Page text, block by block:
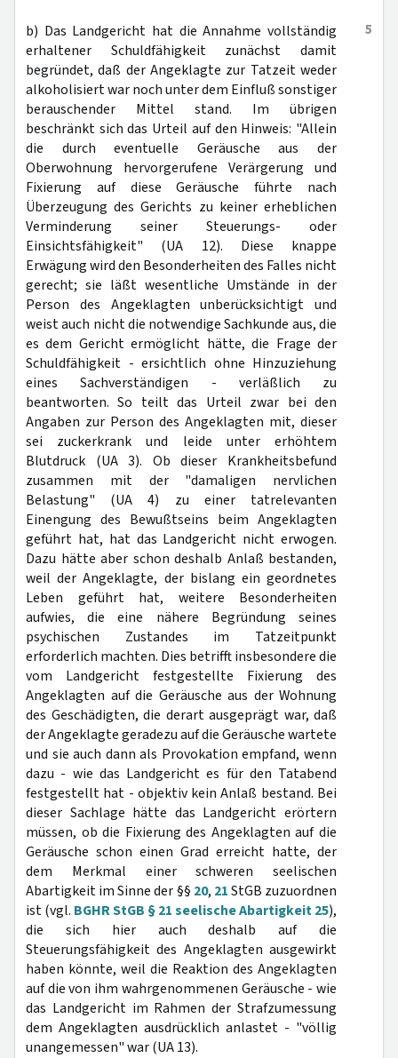
5
b) Das Landgericht hat die Annahme vollständig
erhaltener Schuldfähigkeit zunächst damit
begründet, daß der Angeklagte zur Tatzeit weder
alkoholisiert war noch unter dem Einfluß sonstiger
berauschender Mittel stand. Im übrigen
beschränkt sich das Urteil auf den Hinweis: "Allein
die durch eventuelle Geräusche aus der
Oberwohnung hervorgerufene Verärgerung und
Fixierung auf diese Geräusche führte nach
Überzeugung des Gerichts zu keiner erheblichen
Verminderung seiner Steuerungs- oder
Einsichtsfähigkeit" (UA 12). Diese knappe
Erwägung wird den Besonderheiten des Falles nicht
gerecht; sie läßt wesentliche Umstände in der
Person des Angeklagten unberücksichtigt und
weist auch nicht die notwendige Sachkunde aus, die
es dem Gericht ermöglicht hätte, die Frage der
Schuldfähigkeit - ersichtlich ohne Hinzuziehung
eines Sachverständigen - verläßlich zu
beantworten. So teilt das Urteil zwar bei den
Angaben zur Person des Angeklagten mit, dieser
sei zuckerkrank und leide unter erhöhtem
Blutdruck (UA 3). Ob dieser Krankheitsbefund
zusammen mit der "damaligen nervlichen
Belastung" (UA 4) zu einer tatrelevanten
Einengung des Bewußtseins beim Angeklagten
geführt hat, hat das Landgericht nicht erwogen.
Dazu hätte aber schon deshalb Anlaß bestanden,
weil der Angeklagte, der bislang ein geordnetes
Leben geführt hat, weitere Besonderheiten
aufwies, die eine nähere Begründung seines
psychischen Zustandes im Tatzeitpunkt
erforderlich machten. Dies betrifft insbesondere die
vom Landgericht festgestellte Fixierung des
Angeklagten auf die Geräusche aus der Wohnung
des Geschädigten, die derart ausgeprägt war, daß
der Angeklagte geradezu auf die Geräusche wartete
und sie auch dann als Provokation empfand, wenn
dazu - wie das Landgericht es für den Tatabend
festgestellt hat - objektiv kein Anlaß bestand. Bei
dieser Sachlage hätte das Landgericht erörtern
müssen, ob die Fixierung des Angeklagten auf die
Geräusche schon einen Grad erreicht hatte, der
dem Merkmal einer schweren seelischen
Abartigkeit im Sinne der §§ 20, 21StGB zuzuordnen
ist (vgl. BGHR StGB § 21 seelische Abartigkeit 25),
die sich hier auch deshalb auf die
Steuerungsfähigkeit des Angeklagten ausgewirkt
haben könnte, weil die Reaktion des Angeklagten
auf die von ihm wahrgenommenen Geräusche - wie
das Landgericht im Rahmen der Strafzumessung
dem Angeklagten ausdrücklich anlastet - "völlig
unangemessen" war (UA 13).